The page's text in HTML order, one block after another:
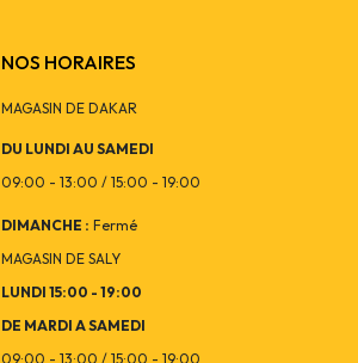
NOS HORAIRES
MAGASIN DE DAKAR
DU LUNDI AU SAMEDI
09:00 - 13:00 / 15:00 - 19:00
DIMANCHE : Fermé
MAGASIN DE SALY
LUNDI 15:00 - 19:00
DE MARDI A SAMEDI
09:00 - 13:00 / 15:00 - 19:00